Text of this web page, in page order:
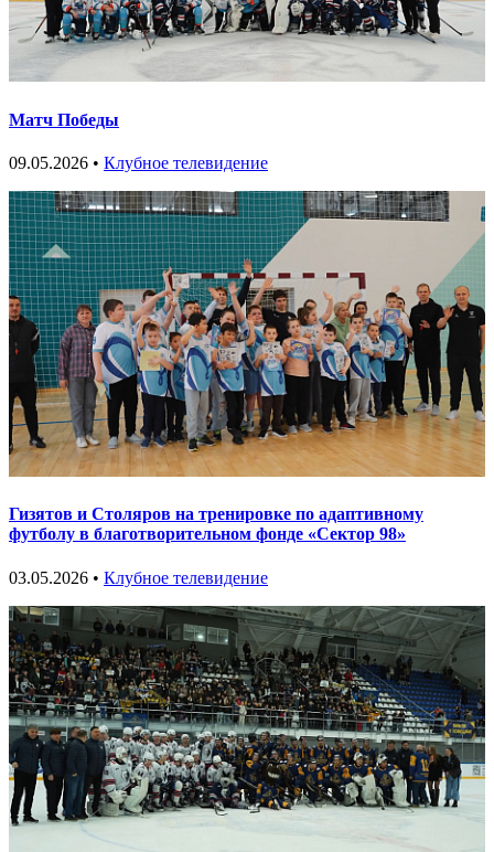
Матч Победы
09.05.2026 • Клубное телевидение
Гизятов и Столяров на тренировке по адаптивному
футболу в благотворительном фонде «Сектор 98»
03.05.2026 • Клубное телевидение